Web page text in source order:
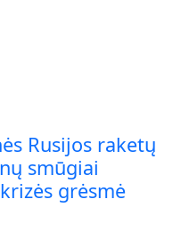
Rusijos raketų
smūgiai
grėsmė